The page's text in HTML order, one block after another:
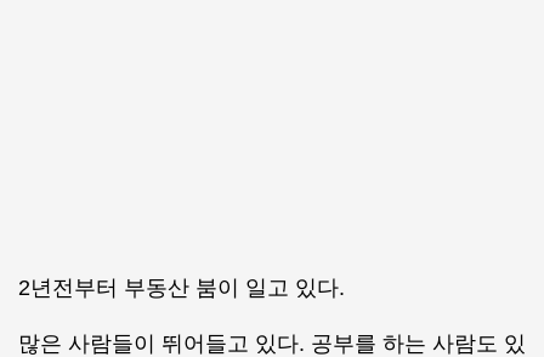
2년전부터 부동산 붐이 일고 있다.
많은 사람들이 뛰어들고 있다. 공부를 하는 사람도 있